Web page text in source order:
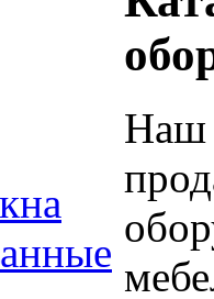
Наш